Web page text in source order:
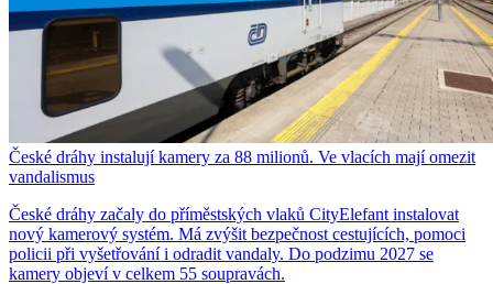
České dráhy instalují kamery za 88 milionů. Ve vlacích mají omezit
vandalismus
České dráhy začaly do příměstských vlaků CityElefant instalovat
nový kamerový systém. Má zvýšit bezpečnost cestujících, pomoci
policii při vyšetřování i odradit vandaly. Do podzimu 2027 se
kamery objeví v celkem 55 soupravách.